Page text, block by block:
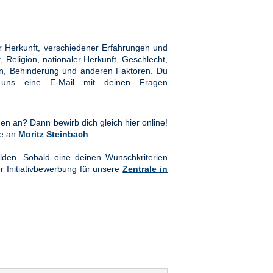
verschiedener Erfahrungen und
nationaler Herkunft, Geschlecht,
Behinderung und anderen Faktoren. Du
eine E-Mail mit deinen Fragen
an? Dann bewirb dich gleich hier online!
an Moritz Steinbach
Sobald eine deinen Wunschkriterien
Initiativbewerbung für unsereZentrale in